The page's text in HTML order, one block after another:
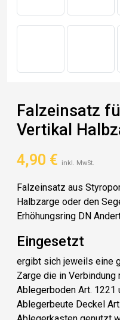
Falzeinsatz
Vertikal
4,90 € inkl. MwSt.
Falzeinsatz aus
Halbzarge oder den
Erhöhungsring DN
Eingesetzt
ergibt sich jeweils eine
Zarge die in
Ablegerboden Art. 1221
Ablegerbeute Deckel